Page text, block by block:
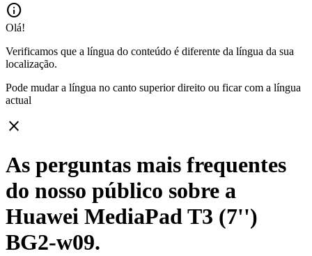
info
Olá!
Verificamos que a língua do conteúdo é diferente da língua da sua
localização.
Pode mudar a língua no canto superior direito ou ficar com a língua
actual
close
As perguntas mais frequentes
do nosso público sobre a
Huawei MediaPad T3 (7'')
BG2-w09.